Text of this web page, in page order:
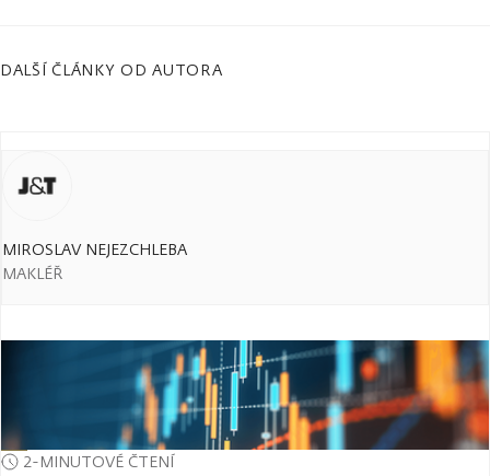
DALŠÍ ČLÁNKY OD AUTORA
MIROSLAV NEJEZCHLEBA
MAKLÉŘ
2-MINUTOVÉ ČTENÍ